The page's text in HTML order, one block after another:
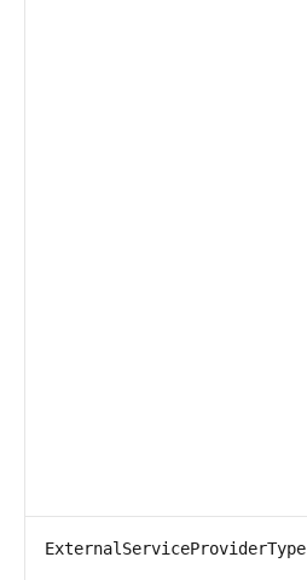
ExternalServiceProviderType